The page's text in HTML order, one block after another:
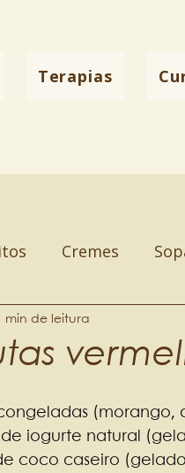
Terapias
Cremes
min de leitura
(morango,
iogurte natural
coco caseiro